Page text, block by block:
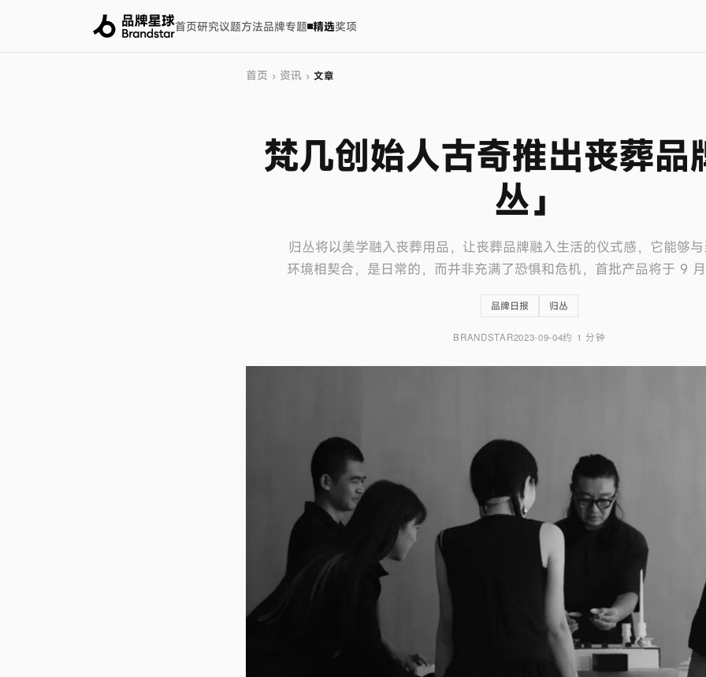
首页研究议题方法品牌专题 精选奖项
首页 › 资讯 › 文章
梵几创始人古奇推出丧葬品
丛」
归丛将以美学融入丧葬用品，让丧葬品牌融入生活的仪式感，它能够
环境相契合，是日常的，而并非充满了恐惧和危机，首批产品将于 9
品牌日报 归丛
BRANDSTAR2023-09-04约 1 分钟